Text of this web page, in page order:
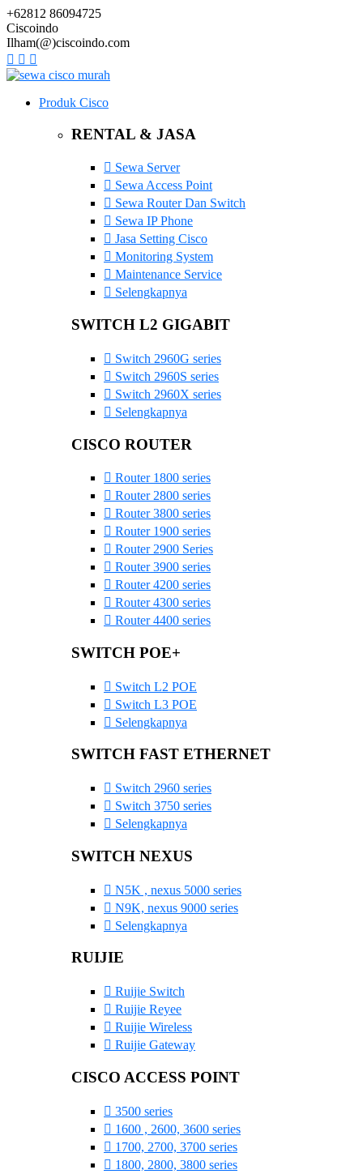
+62812 86094725
Ciscoindo
Ilham(@)ciscoindo.com
Produk Cisco
RENTAL & JASA
Sewa Server
Sewa Access Point
Sewa Router Dan Switch
Sewa IP Phone
Jasa Setting Cisco
Monitoring System
Maintenance Service
Selengkapnya
SWITCH L2 GIGABIT
Switch 2960G series
Switch 2960S series
Switch 2960X series
Selengkapnya
CISCO ROUTER
Router 1800 series
Router 2800 series
Router 3800 series
Router 1900 series
Router 2900 Series
Router 3900 series
Router 4200 series
Router 4300 series
Router 4400 series
SWITCH POE+
Switch L2 POE
Switch L3 POE
Selengkapnya
SWITCH FAST ETHERNET
Switch 2960 series
Switch 3750 series
Selengkapnya
SWITCH NEXUS
N5K , nexus 5000 series
N9K, nexus 9000 series
Selengkapnya
RUIJIE
Ruijie Switch
Ruijie Reyee
Ruijie Wireless
Ruijie Gateway
CISCO ACCESS POINT
3500 series
1600 , 2600, 3600 series
1700, 2700, 3700 series
1800, 2800, 3800 series